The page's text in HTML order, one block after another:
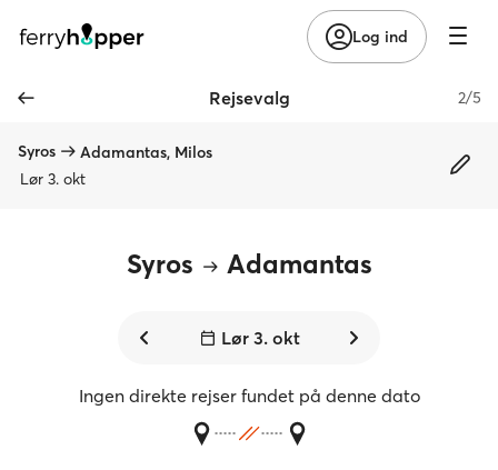
Log ind
Rejsevalg 2/5
Syros
Adamantas, Milos
Lør 3. okt
Syros Adamantas
Lør 3. okt
Ingen direkte rejser fundet på denne dato